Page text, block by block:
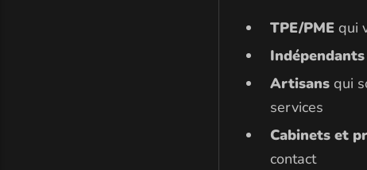
TPE/PME qui
Indépendants
Artisans qui
services
Cabinets et
contact